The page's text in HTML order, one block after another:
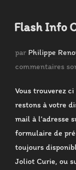
Flash Info
par Philippe
commentaires
Vous trouverez
restons à votre
mail à l’adresse
formulaire de
toujours
Joliot Curie, ou